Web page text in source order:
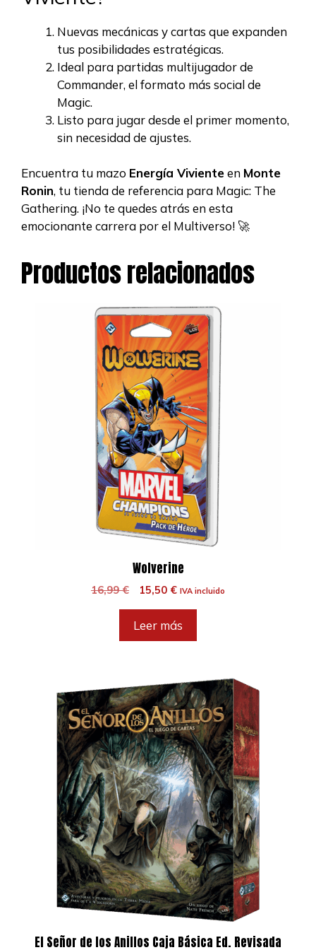
Nuevas mecánicas y cartas que expanden
tus posibilidades estratégicas.
Ideal para partidas multijugador de
Commander, el formato más social de
Magic.
Listo para jugar desde el primer momento,
sin necesidad de ajustes.
Encuentra tu mazo Energía Vivienteen Monte
Ronin, tu tienda de referencia para Magic: The
Gathering. ¡No te quedes atrás en esta
emocionante carrera por el Multiverso! 🚀
Productos relacionados
Wolverine
16,99€
El
original
era:
15,50 €El
es:
IVA incluido
Leer más
El Señor de los Anillos Caja Básica Ed. Revisada